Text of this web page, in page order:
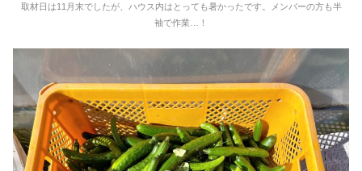
取材日は11月末でしたが、ハウス内はとっても暑かったです。メンバーの方も半
袖で作業…！